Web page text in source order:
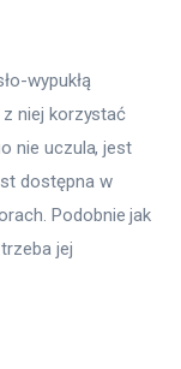
wypukłą
niej korzystać
nie uczula, jest
dostępna w
Podobnie jak
jej